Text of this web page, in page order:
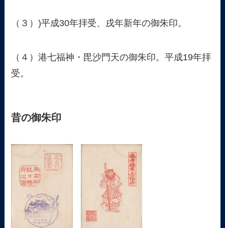
（３）)平成30年拝受、戌年新年の御朱印。
（４）港七福神・毘沙門天の御朱印。平成19年拝
受。
昔の御朱印